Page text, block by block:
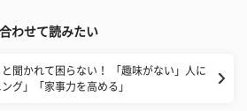
合わせて読みたい
聞かれて困らない！ 「趣味がない」人に
グ」「家事力を高める」